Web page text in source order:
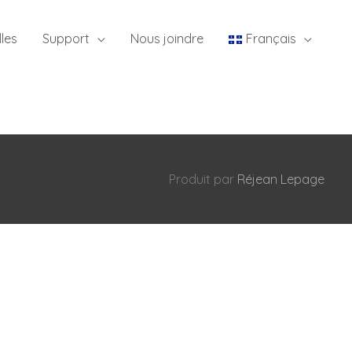
Support Nous joindre Français
Produit par Réjean Lepage